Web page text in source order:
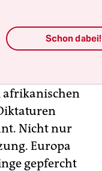
wenn sie
afrikanischen
Nicht nur
Europa
gepfercht
Schon dabei!